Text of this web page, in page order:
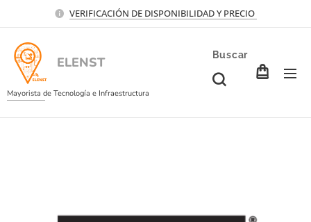
VERIFICACIÓN DE DISPONIBILIDAD Y PRECIO
ELENST
Mayorista de Tecnología e Infraestructura
Buscar